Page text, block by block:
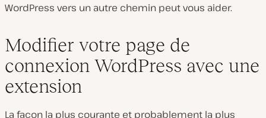
WordPress vers un autre chemin peut vous aider.
Modifier votre page de
connexion WordPress avec une
extension
La façon la plus courante et probablement la plus